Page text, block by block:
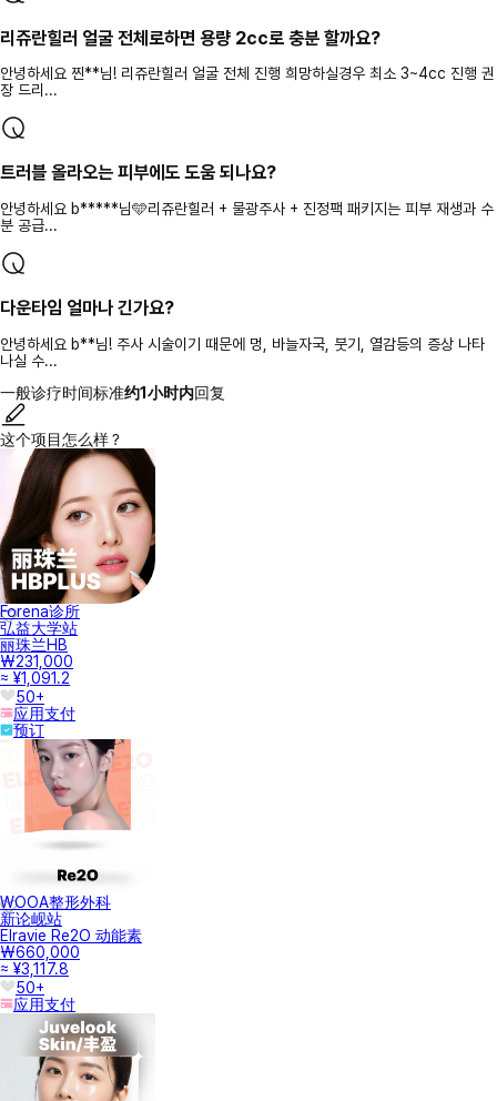
리쥬란힐러 얼굴 전체로하면 용량 2cc로 충분 할까요?
안녕하세요 찐**님! 리쥬란힐러 얼굴 전체 진행 희망하실경우 최소 3~4cc 진행 권
장 드리...
트러블 올라오는 피부에도 도움 되나요?
안녕하세요 b*****님🩵리쥬란힐러 + 물광주사 + 진정팩 패키지는 피부 재생과 수
분 공급...
다운타임 얼마나 긴가요?
안녕하세요 b**님! 주사 시술이기 때문에 멍, 바늘자국, 붓기, 열감등의 증상 나타
나실 수...
一般诊疗时间标准约1小时内回复
这个项目怎么样？
Forena诊所
弘益大学站
丽珠兰HB
₩231,000
≈ ¥1,091.2
50+
应用支付
预订
WOOA整形外科
新论岘站
Elravie Re2O 动能素
₩660,000
≈ ¥3,117.8
50+
应用支付